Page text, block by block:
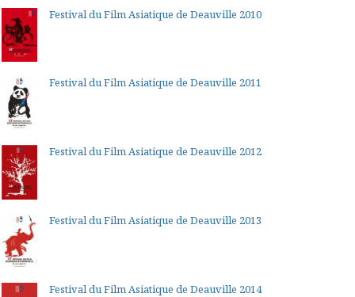
Festival du Film Asiatique de Deauville 2010
Festival du Film Asiatique de Deauville 2011
Festival du Film Asiatique de Deauville 2012
Festival du Film Asiatique de Deauville 2013
Festival du Film Asiatique de Deauville 2014